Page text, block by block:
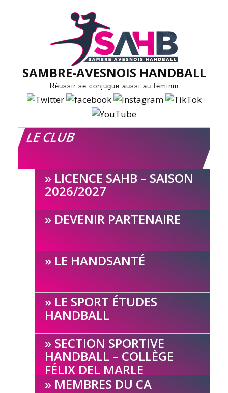
SAMBRE-AVESNOIS HANDBALL
Réussir se conjugue aussi au féminin
LE CLUB
LICENCE SAHB – SAISON
2026/2027
DEVENIR PARTENAIRE
LE HANDSANTÉ
LE SPORT ÉTUDES
HANDBALL
SECTION SPORTIVE
HANDBALL – COLLÈGE
FÉLIX DEL MARLE
MEMBRES DU CA